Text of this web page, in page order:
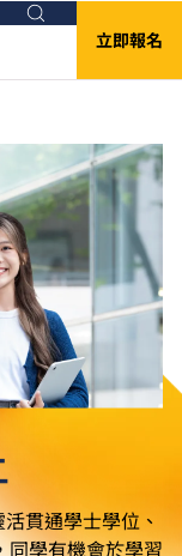
搜尋
立即報名
貫通學士學位、
同學有機會於學習